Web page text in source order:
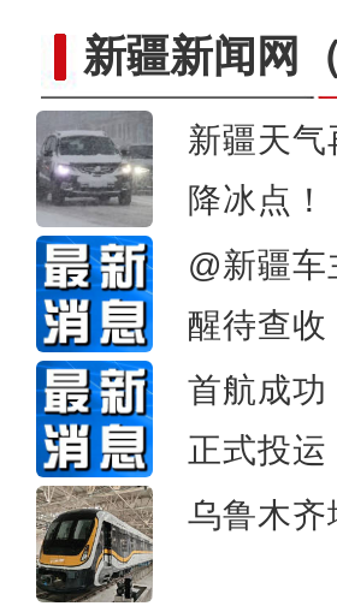
新疆新闻网
新疆天气
降冰点！
@新疆车
醒待查收
首航成功
正式投运
乌鲁木
此心安